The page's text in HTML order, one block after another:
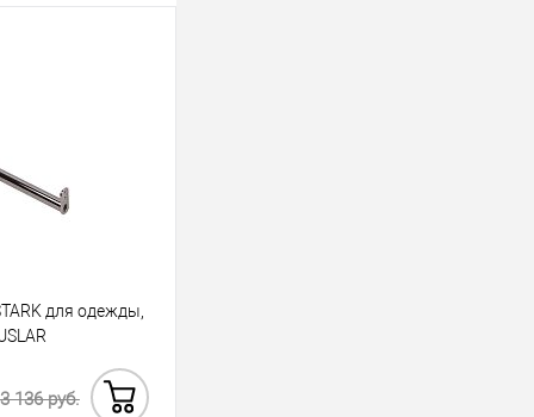
для одежды,
3 136 руб.